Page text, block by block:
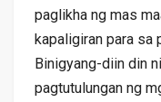
paglikha ng mas
kapaligiran para sa
Binigyang-diin din
pagtutulungan ng